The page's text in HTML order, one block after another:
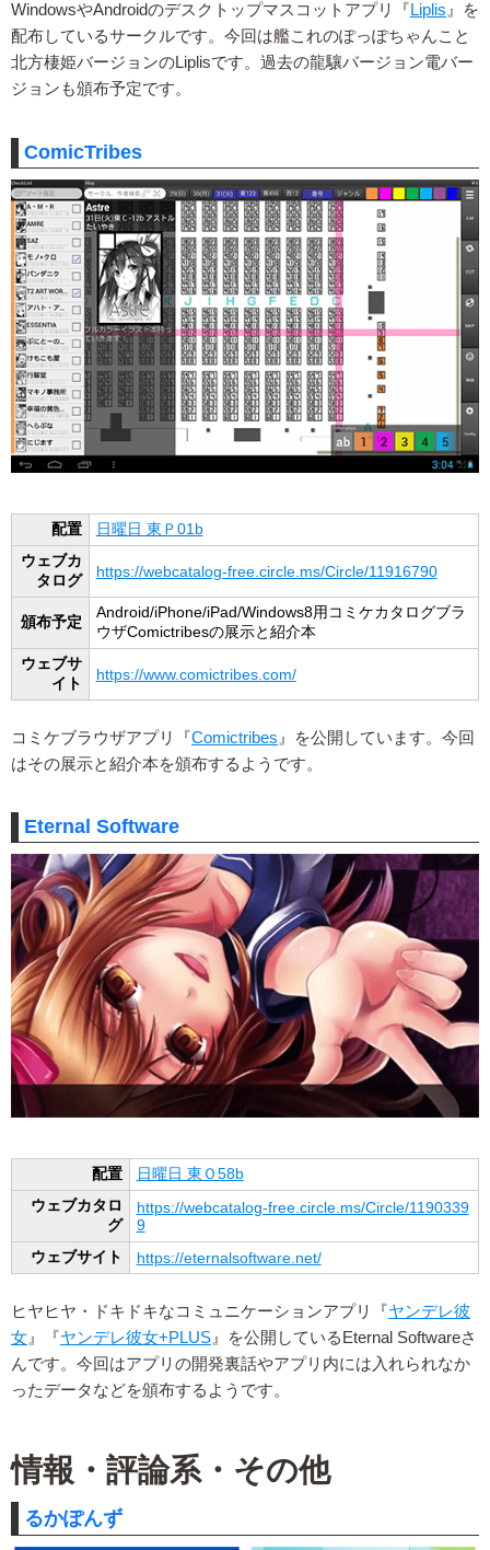
WindowsやAndroidのデスクトップマスコットアプリ『Liplis』を
配布しているサークルです。今回は艦これのぽっぽちゃんこと
北方棲姫バージョンのLiplisです。過去の龍驤バージョン電バー
ジョンも頒布予定です。
ComicTribes
配置
日曜日 東Ｐ01b
ウェブカ
タログ
https://webcatalog-free.circle.ms/Circle/11916790
頒布予定
Android/iPhone/iPad/Windows8用コミケカタログブラ
ウザComictribesの展示と紹介本
ウェブサ
イト
https://www.comictribes.com/
コミケブラウザアプリ『Comictribes 』を公開しています。今回
はその展示と紹介本を頒布するようです。
Eternal Software
配置
日曜日 東Ｏ58b
ウェブカタロ
グ
https://webcatalog-free.circle.ms/Circle/1190339
9
ウェブサイト
https://eternalsoftware.net/
ヒヤヒヤ・ドキドキなコミュニケーションアプリ『ヤンデレ彼
女 』『ヤンデレ彼女+PLUS 』を公開しているEternal Softwareさ
んです。今回はアプリの開発裏話やアプリ内には入れられなか
ったデータなどを頒布するようです。
情報・評論系・その他
るかぽんず